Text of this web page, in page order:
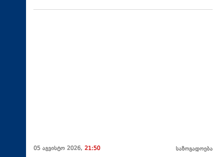
05 აგვისტო 2026, 21:50 საზოგადოება